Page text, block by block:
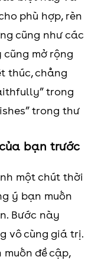
phù hợp, rèn
cũng như các
mở rộng
thúc, chẳng
trong
trong thư
bạn trước
một chút thời
ý bạn muốn
Bước này
vô cùng giá trị.
đề cập,